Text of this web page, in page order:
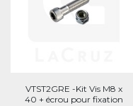
VTST2GRE -Kit Vis M8 x
40 + écrou pour fixation